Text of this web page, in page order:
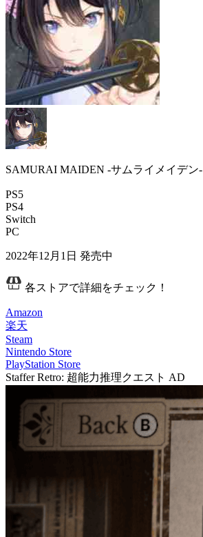
SAMURAI MAIDEN -サムライメイデン-
PS5
PS4
Switch
PC
2022年12月1日 発売中
各ストアで詳細をチェック！
Amazon
楽天
Steam
Nintendo Store
PlayStation Store
Staffer Retro: 超能力推理クエスト AD